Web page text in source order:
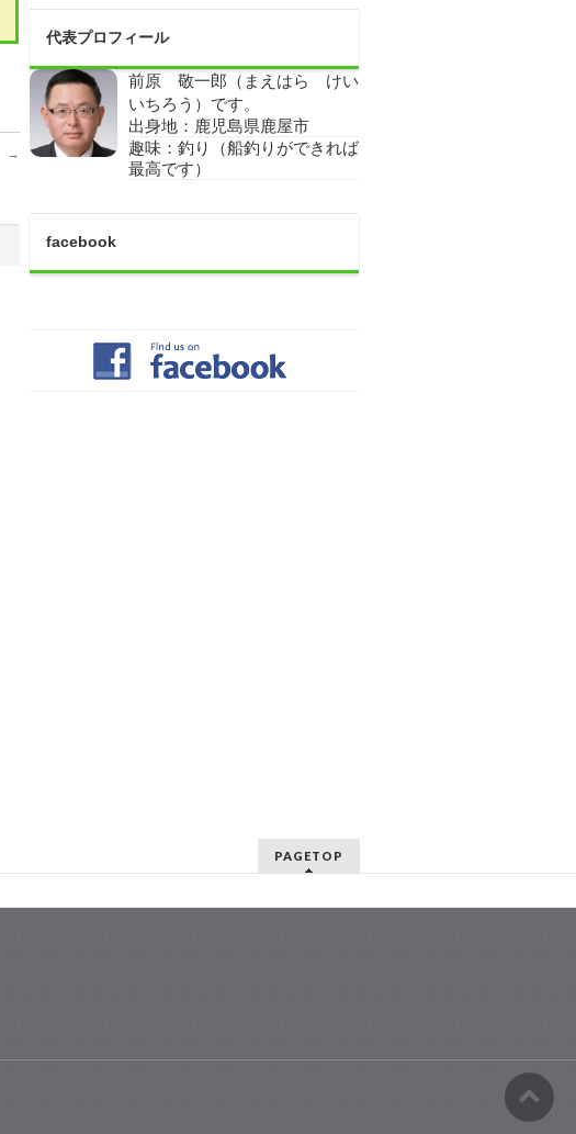
→
代表プロフィール
前原 敬一郎（まえはら けい
いちろう）です。
出身地：鹿児島県鹿屋市
趣味：釣り（船釣りができれば
最高です）
facebook
PAGETOP